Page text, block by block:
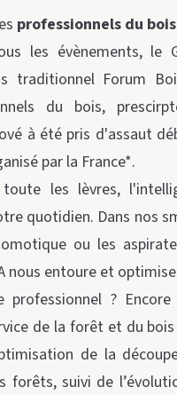
professionnels du bois
les évènements, le
traditionnel Forum
du bois,
à été pris d'assaut
par la France*.
toute les lèvres,
quotidien. Dans nos
ou les
nous entoure et
professionnel ?
de la forêt et du
de la
forêts, suivi de